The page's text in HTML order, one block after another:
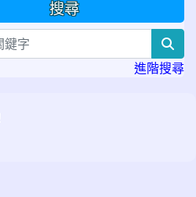
搜尋
進階搜尋